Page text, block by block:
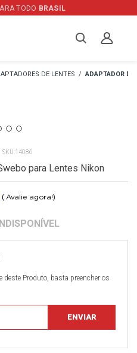
DE LENTES ADAPTADOR DE
14086
para Lentes Nikon
( Avalie agora!)
Produto, basta preencher os